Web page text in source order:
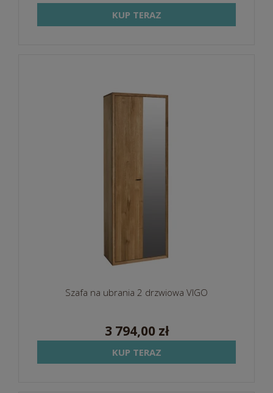
KUP TERAZ
Szafa na ubrania 2 drzwiowa VIGO
3 794,00 zł
KUP TERAZ